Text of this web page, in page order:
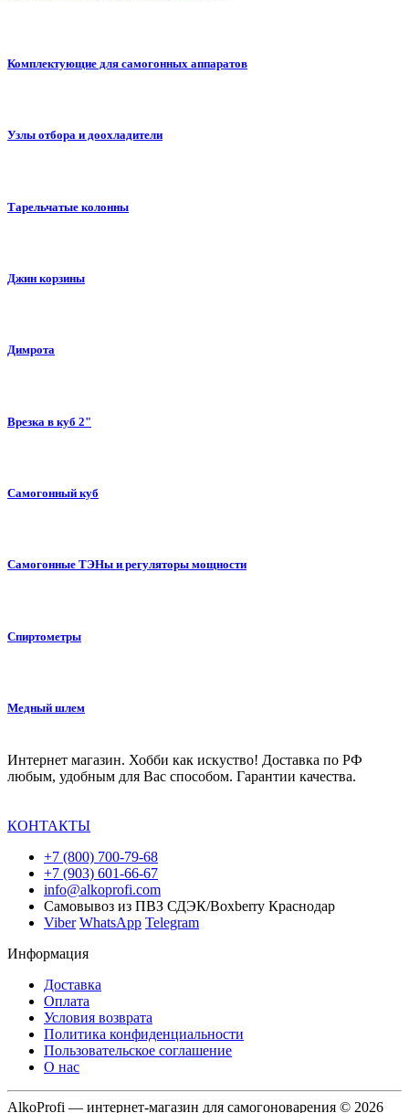
Комплектующие для самогонных аппаратов
Узлы отбора и доохладители
Тарельчатые колонны
Джин корзины
Димрота
Врезка в куб 2"
Самогонный куб
Самогонные ТЭНы и регуляторы мощности
Спиртометры
Медный шлем
Интернет магазин. Хобби как искуство! Доставка по РФ
любым, удобным для Вас способом. Гарантии качества.
КОНТАКТЫ
+7 (800) 700-79-68
+7 (903) 601-66-67
info@alkoprofi.com
Самовывоз из ПВЗ СДЭК/Boxberry Краснодар
Viber WhatsApp Telegram
Информация
Доставка
Оплата
Условия возврата
Политика конфиденциальности
Пользовательское соглашение
О нас
AlkoProfi — интернет-магазин для самогоноварения © 2026